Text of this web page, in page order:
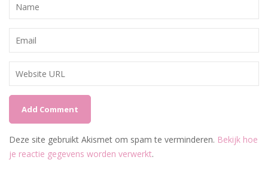
Deze site gebruikt Akismet om spam te verminderen. Bekijk hoe
je reactie gegevens worden verwerkt.